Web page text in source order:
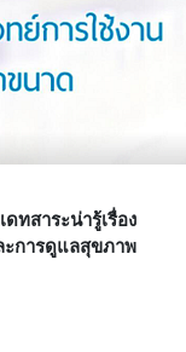
ทสาระน่ารู้เรื่อง
ะการดูแลสุขภาพ